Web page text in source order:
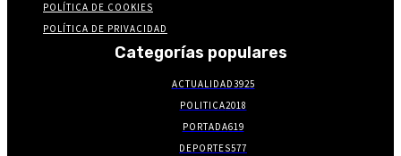
POLÍTICA DE COOKIES
POLÍTICA DE PRIVACIDAD
Categorías populares
ACTUALIDAD3925
POLITICA2018
PORTADA619
DEPORTES577